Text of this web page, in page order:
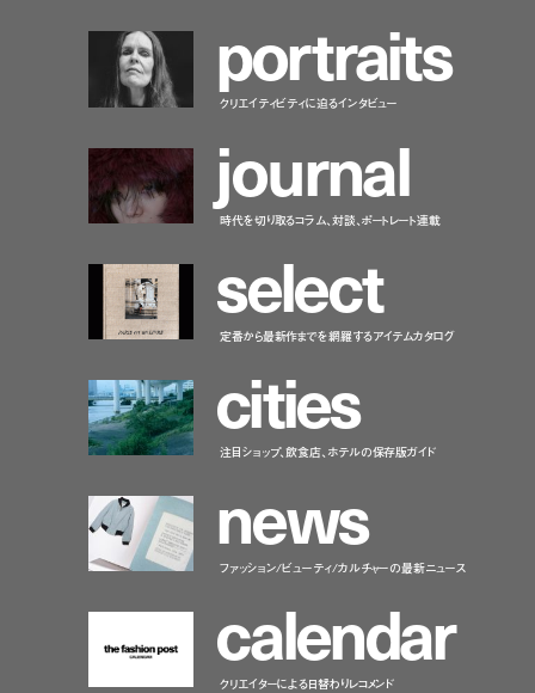
portraits
クリエイティビティに迫るインタビュー
journal
時代を切り取るコラム、対談、ポートレート連載
select
定番から最新作までを網羅するアイテムカタログ
cities
注目ショップ、飲食店、ホテルの保存版ガイド
news
ファッション/ビューティ/カルチャーの最新ニュース
calendar
クリエイターによる日替わりレコメンド